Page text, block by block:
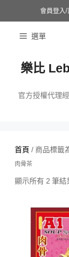
會員登入/
選單
樂比
官方授權代理
首頁 / 商品標籤
肉骨茶
顯示所有 2 筆結